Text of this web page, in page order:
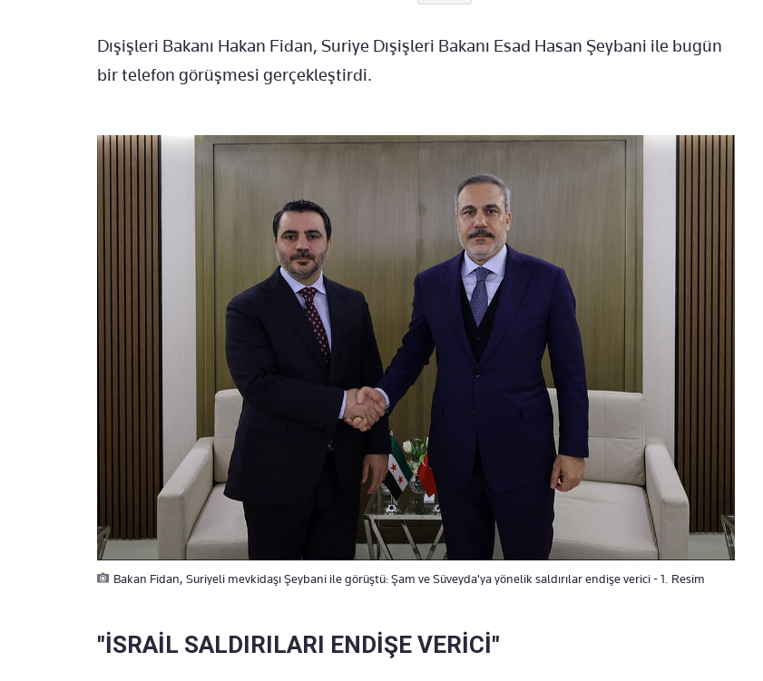
Dışişleri Bakanı Hakan Fidan, Suriye Dışişleri Bakanı Esad Hasan Şeybani ile bugün
bir telefon görüşmesi gerçekleştirdi.
Bakan Fidan, Suriyeli mevkidaşı Şeybani ile görüştü: Şam ve Süveyda'ya yönelik saldırılar endişe verici - 1. Resim
"İSRAİL SALDIRILARI ENDİŞE VERİCİ"